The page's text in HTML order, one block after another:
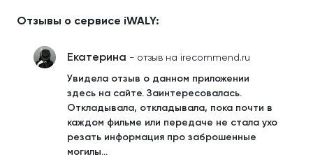
Отзывы о сервисе iWALY:
Екатерина - отзыв на irecommend.ru
Увидела отзыв о данном приложении
здесь на сайте. Заинтересовалась.
Откладывала, откладывала, пока почти в
каждом фильме или передаче не стала ухо
резать информация про заброшенные
могилы...